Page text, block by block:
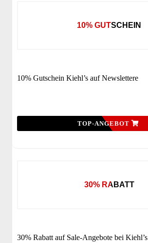
10% GUTSCHEIN
10% Gutschein Kiehl’s auf Newslettere
TOP-ANGEBOT
30% RABATT
30% Rabatt auf Sale-Angebote bei Kiehl’s